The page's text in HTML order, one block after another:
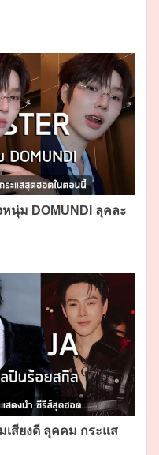
นุ่ม DOMUNDI ลุคละ
เสียงดี ลุคคม กระแส